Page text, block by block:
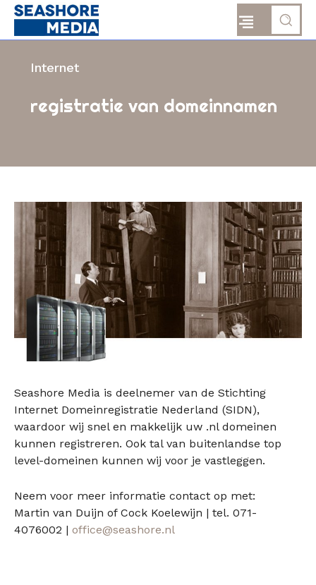
Internet
registratie van domeinnamen
Seashore Media is deelnemer van de Stichting
Internet Domeinregistratie Nederland (SIDN),
waardoor wij snel en makkelijk uw .nl domeinen
kunnen registreren. Ook tal van buitenlandse top
level-domeinen kunnen wij voor je vastleggen.
Neem voor meer informatie contact op met:
Martin van Duijn of Cock Koelewijn | tel. 071-
4076002 | office@seashore.nl